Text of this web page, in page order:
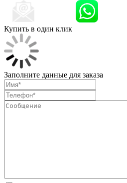
Купить в один клик
Заполните данные для заказа